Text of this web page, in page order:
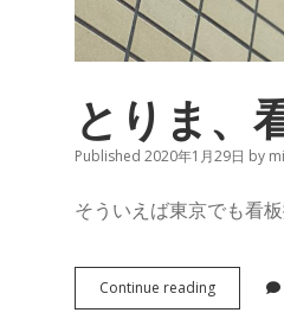
とりま、
Published 2020年1月29日 by
そういえば東京でも看
Continue readingと
り